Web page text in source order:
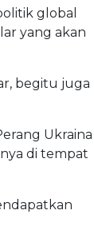
global
yang akan
begitu juga
Ukraina
di tempat